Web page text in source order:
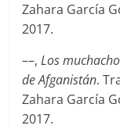
Zahara García
2017.
––,Los
de Afganistán.
Zahara García
2017.